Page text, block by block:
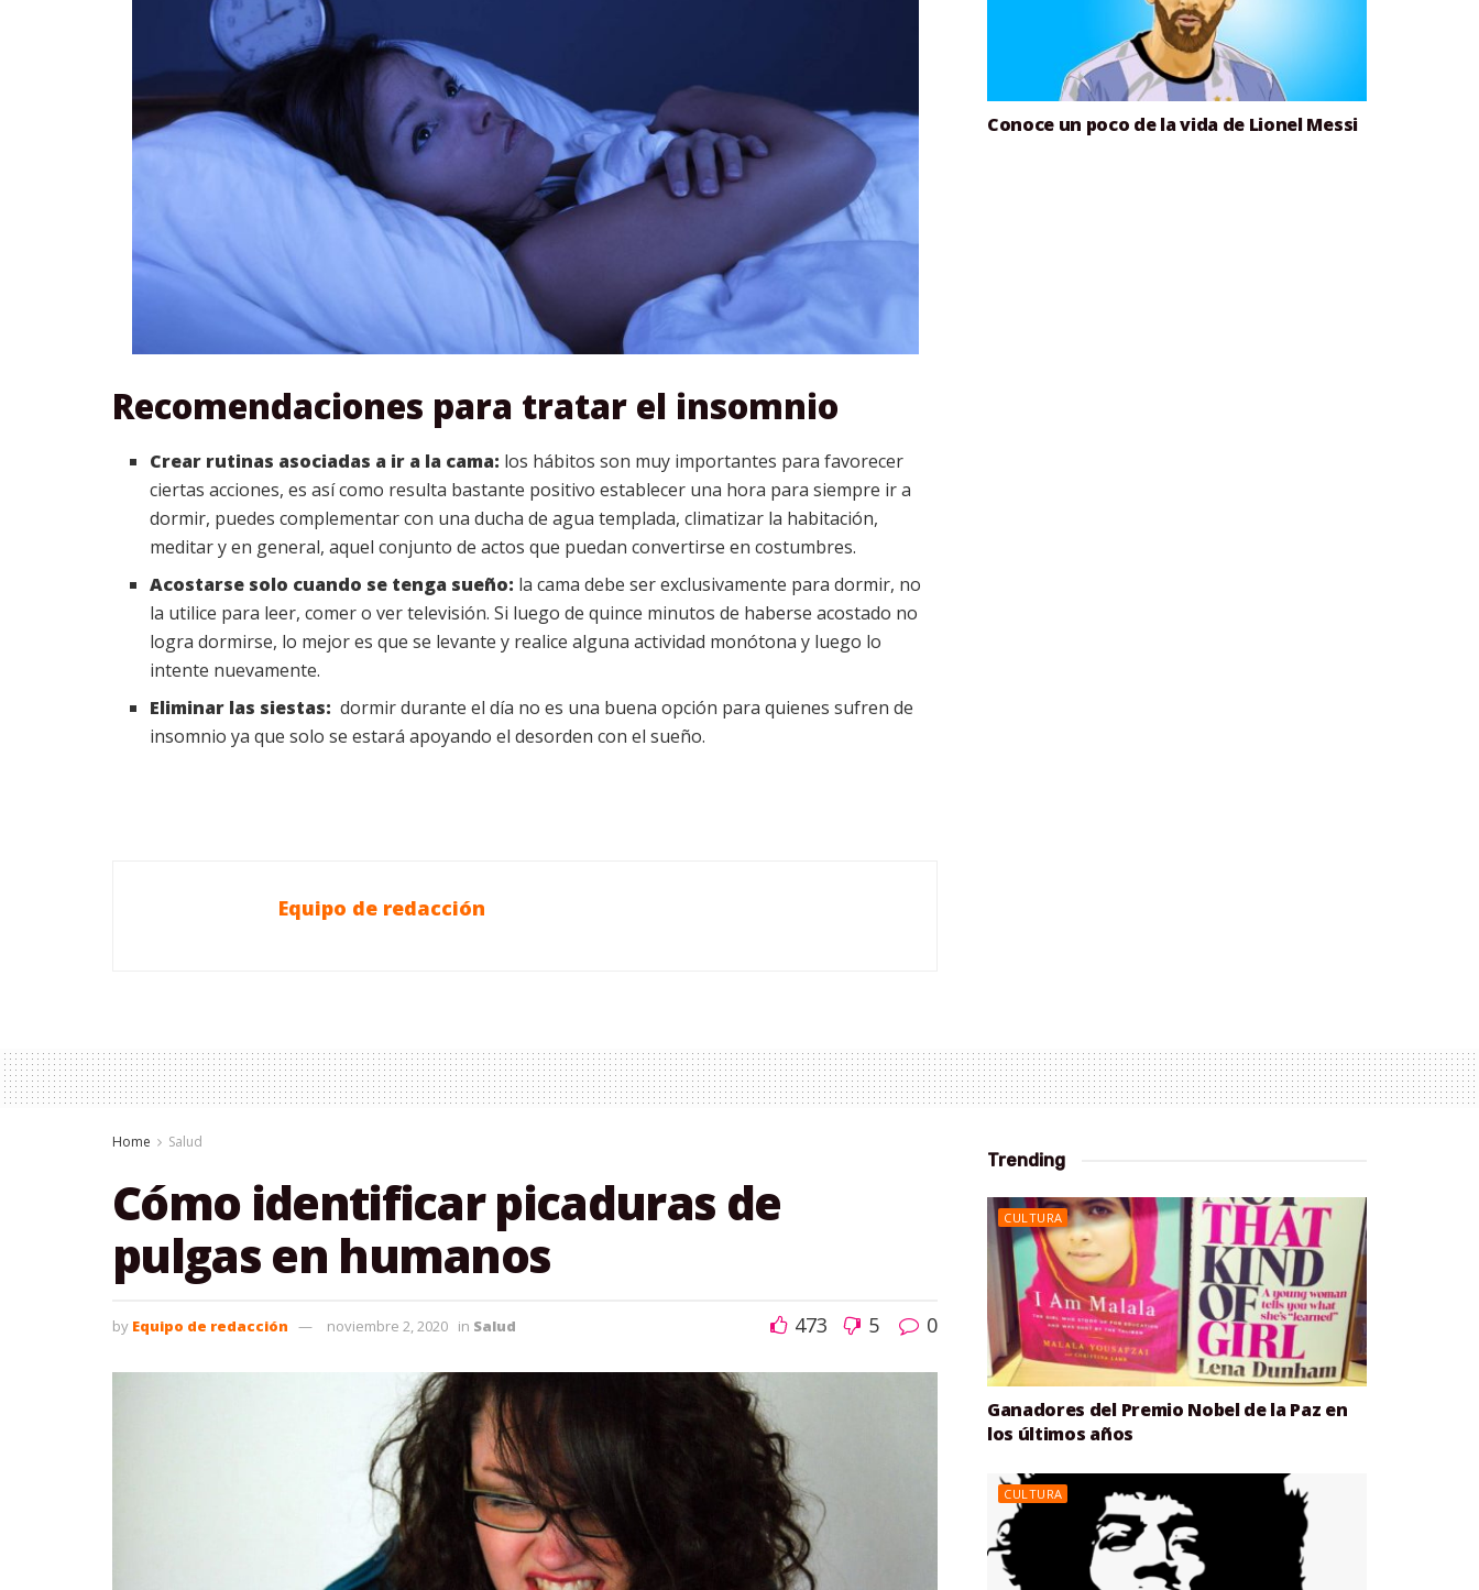
Recomendaciones para tratar el insomnio
Crear rutinas asociadas a ir a la cama: los hábitos son muy importantes para favorecer
ciertas acciones, es así como resulta bastante positivo establecer una hora para siempre ir a
dormir, puedes complementar con una ducha de agua templada, climatizar la habitación,
meditar y en general, aquel conjunto de actos que puedan convertirse en costumbres.
Acostarse solo cuando se tenga sueño: la cama debe ser exclusivamente para dormir, no
la utilice para leer, comer o ver televisión. Si luego de quince minutos de haberse acostado no
logra dormirse, lo mejor es que se levante y realice alguna actividad monótona y luego lo
intente nuevamente.
Eliminar las siestas:dormir durante el día no es una buena opción para quienes sufren de
insomnio ya que solo se estará apoyando el desorden con el sueño.
Equipo de redacción
Conoce un poco de la vida de Lionel Messi
Home Salud
Cómo identificar picaduras de
pulgas en humanos
by Equipo de redacción noviembre 2, 2020 in Salud 473 5 0
Trending
CULTURA
Ganadores del Premio Nobel de la Paz en
los últimos años
CULTURA